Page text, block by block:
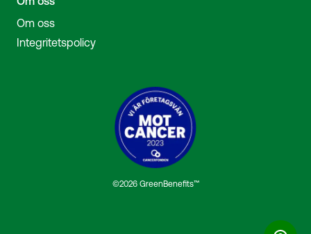
Om oss
Integritetspolicy
©2026 GreenBenefits™